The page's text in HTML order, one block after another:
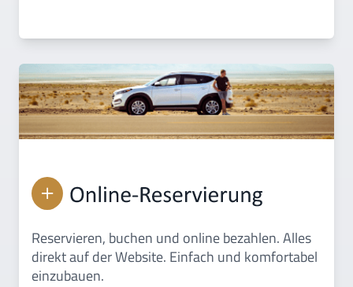
Reservieren, buchen und online bezahlen. Alles
direkt auf der Website. Einfach und komfortabel
einzubauen.